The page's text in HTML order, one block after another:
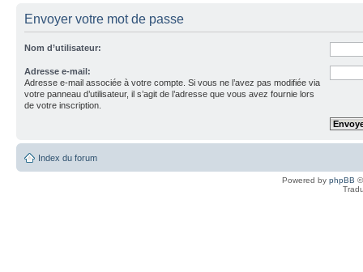
Envoyer votre mot de passe
Nom d’utilisateur:
Adresse e-mail:
Adresse e-mail associée à votre compte. Si vous ne l’avez pas modifiée via
votre panneau d’utilisateur, il s’agit de l’adresse que vous avez fournie lors
de votre inscription.
Index du forum
Powered by phpBB